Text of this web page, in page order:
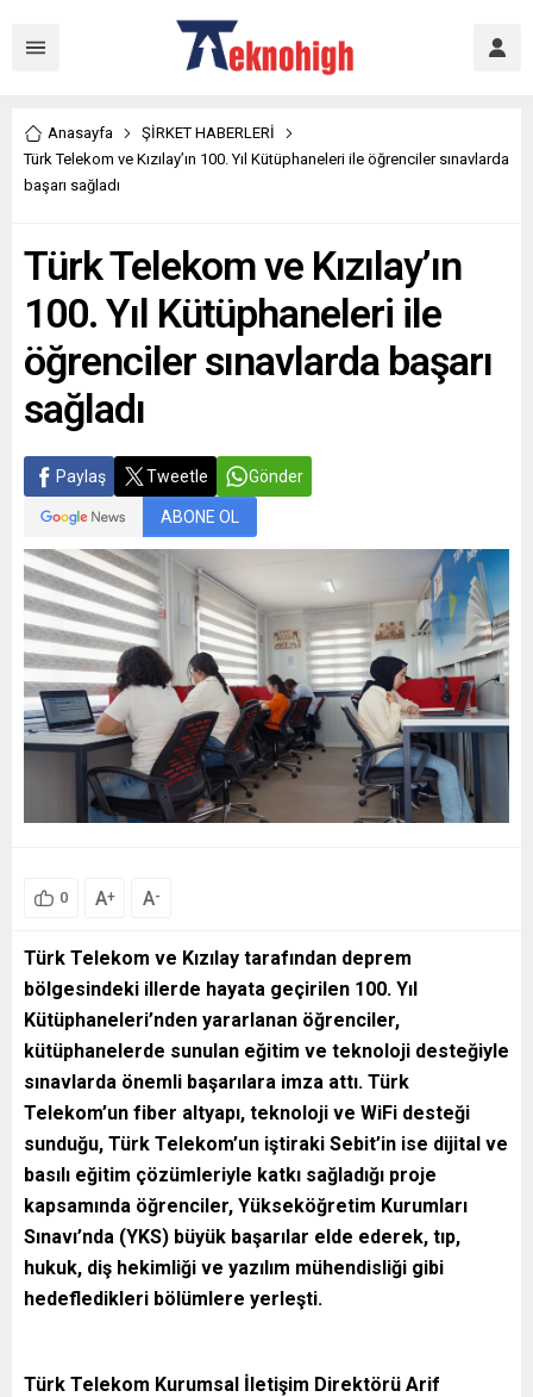
Anasayfa
ŞİRKET HABERLERİ
Türk Telekom ve Kızılay’ın 100. Yıl Kütüphaneleri ile öğrenciler sınavlarda
başarı sağladı
Türk Telekom ve Kızılay’ın
100. Yıl Kütüphaneleri ile
öğrenciler sınavlarda başarı
sağladı
Paylaş Tweetle Gönder
ABONE OL
0 A+ A-
Türk Telekom ve Kızılay tarafından deprem
bölgesindeki illerde hayata geçirilen 100. Yıl
Kütüphaneleri’nden yararlanan öğrenciler,
kütüphanelerde sunulan eğitim ve teknoloji desteğiyle
sınavlarda önemli başarılara imza attı. Türk
Telekom’un fiber altyapı, teknoloji ve WiFi desteği
sunduğu, Türk Telekom’un iştiraki Sebit’in ise dijital ve
basılı eğitim çözümleriyle katkı sağladığı proje
kapsamında öğrenciler, Yükseköğretim Kurumları
Sınavı’nda (YKS) büyük başarılar elde ederek, tıp,
hukuk, diş hekimliği ve yazılım mühendisliği gibi
hedefledikleri bölümlere yerleşti.
Türk Telekom Kurumsal İletişim Direktörü Arif